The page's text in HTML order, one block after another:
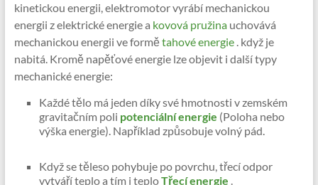
kinetickou energii, elektromotor vyrábí mechanickou
energii z elektrické energie a kovová pružinauchovává
mechanickou energii ve formětahové energie. když je
nabitá. Kromě napěťové energie lze objevit i další typy
mechanické energie:
Každé tělo má jeden díky své hmotnosti v zemském
gravitačním poli potenciální energie (Poloha nebo
výška energie). Například způsobuje volný pád.
Když se těleso pohybuje po povrchu, třecí odpor
vytváří teplo a tím i teploTřecí energie .